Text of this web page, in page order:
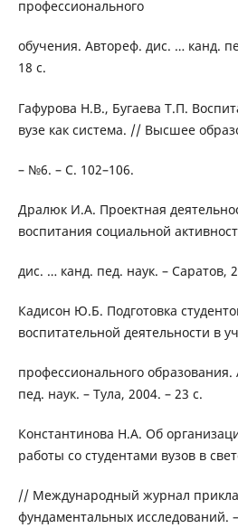
профессионального
обучения. Автореф. дис. … канд.
18 с.
Гафурова Н.В., Бугаева Т.П.
вузе как система. // Высшее
– №6. – С. 102–106.
Дралюк И.А. Проектная
воспитания социальной
дис. … канд. пед. наук. – Саратов,
Кадисон Ю.Б. Подготовка
воспитательной деятельности в
профессионального
пед. наук. – Тула, 2004. – 23 с.
Константинова H.A. Об
работы со студентами вузов в
// Международный журнал
фундаментальных исследований.